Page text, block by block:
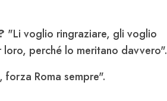
"Li voglio ringraziare, gli voglio
perché lo meritano davvero".
forza Roma sempre".